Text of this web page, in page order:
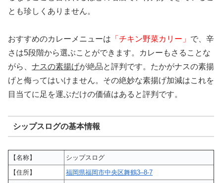
とも珍しくありません。
おすすめのカレーメニューは 「チキン野菜カリー」 で、辛
さは5段階から選ぶことができます。カレーもさることな
がら、 ナスの素揚げが絶品と評判です。たかがナスの素揚
げと侮ってはいけません。その絶妙な素揚げ加減はこれを
目当てに足を運ぶだけの価値はあると評判です。
シップスログの基本情報
【名称】
シップスログ
【住所】
福岡県福岡市中央区舞鶴3–8-7